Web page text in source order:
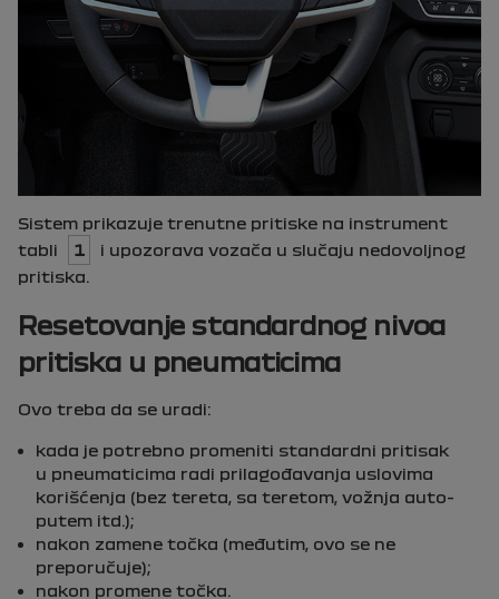
Sistem prikazuje trenutne pritiske na instrument
tabli
1
i upozorava vozača u slučaju nedovoljnog
pritiska.
Resetovanje standardnog nivoa
pritiska u pneumaticima
Ovo treba da se uradi:
kada je potrebno promeniti standardni pritisak
u pneumaticima radi prilagođavanja uslovima
korišćenja (bez tereta, sa teretom, vožnja auto-
putem itd.);
nakon zamene točka (međutim, ovo se ne
preporučuje);
nakon promene točka.